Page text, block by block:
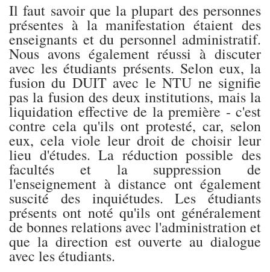
Il faut savoir que la plupart des personnes
présentes à la manifestation étaient des
enseignants et du personnel administratif.
Nous avons également réussi à discuter
avec les étudiants présents. Selon eux, la
fusion du DUIT avec le NTU ne signifie
pas la fusion des deux institutions, mais la
liquidation effective de la première - c'est
contre cela qu'ils ont protesté, car, selon
eux, cela viole leur droit de choisir leur
lieu d'études. La réduction possible des
facultés et la suppression de
l'enseignement à distance ont également
suscité des inquiétudes. Les étudiants
présents ont noté qu'ils ont généralement
de bonnes relations avec l'administration et
que la direction est ouverte au dialogue
avec les étudiants.